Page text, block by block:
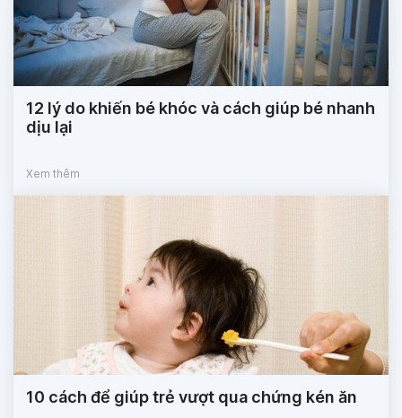
12 lý do khiến bé khóc và cách giúp bé nhanh
dịu lại
Xem thêm
10 cách để giúp trẻ vượt qua chứng kén ăn